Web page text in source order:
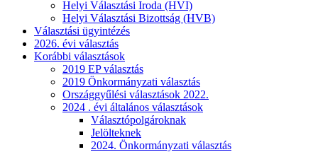
Helyi Választási Iroda (HVI)
Helyi Választási Bizottság (HVB)
Választási ügyintézés
2026. évi választás
Korábbi választások
2019 EP választás
2019 Önkormányzati választás
Országgyűlési választások 2022.
2024 . évi általános választások
Választópolgároknak
Jelölteknek
2024. Önkormányzati választás